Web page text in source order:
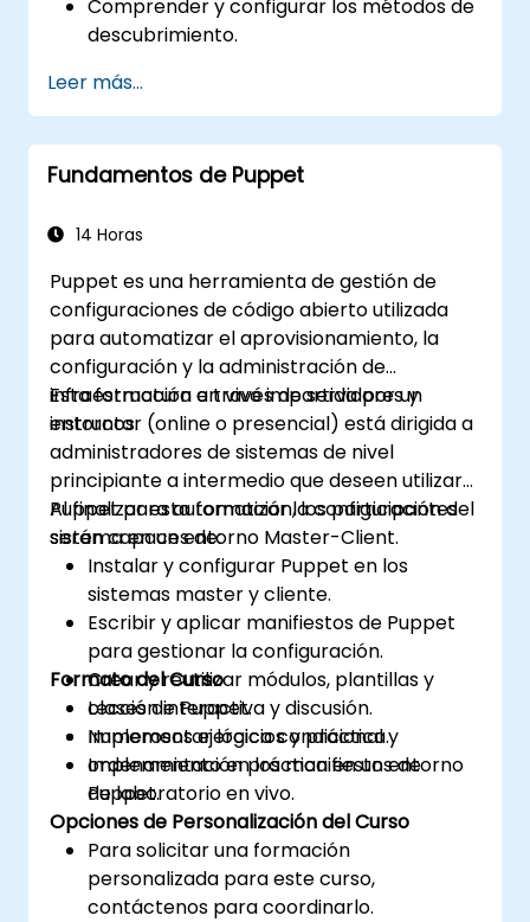
Comprender y configurar los métodos de
descubrimiento.
MECM.
Leer más...
Fundamentos de Puppet
14 Horas
Puppet es una herramienta de gestión de
configuraciones de código abierto utilizada
para automatizar el aprovisionamiento, la
configuración y la administración de
infraestructura a través de servidores y
entornos.
Esta formación en vivo impartida por un
instructor (online o presencial) está dirigida a
administradores de sistemas de nivel
principiante a intermedio que deseen utilizar
Puppet para automatizar la configuración del
sistema en un entorno Master-Client.
Al finalizar esta formación, los participantes
serán capaces de:
Instalar y configurar Puppet en los
sistemas master y cliente.
Escribir y aplicar manifiestos de Puppet
para gestionar la configuración.
Crear y reutilizar módulos, plantillas y
clases de Puppet.
Implementar lógica condicional y
ordenamiento en los manifiestos de
Puppet.
Formato del Curso
Lección interactiva y discusión.
Numerosos ejercicios y práctica.
Implementación práctica en un entorno
de laboratorio en vivo.
Opciones de Personalización del Curso
Para solicitar una formación
personalizada para este curso,
contáctenos para coordinarlo.